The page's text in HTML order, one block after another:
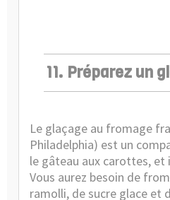
11. Préparez un
Le glaçage au fromage
Philadelphia) est un
le gâteau aux carottes, et
Vous aurez besoin de
ramolli, de sucre glace et